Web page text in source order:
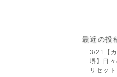
最近の投
3/21【
堺】日
リセッ